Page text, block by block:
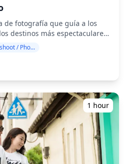
disponibles: (1) reprogramar la
el lugar o (3) cancelar la
![]
497912f0-85cd-4f35-b2a0-
de fotografía que guía a los
destinos más espectaculares
de Wajima Onsen-kyo.
cualificados, nuestro
horario de viaje, capturando
esta renombrada región
lugar de Wajima Onsen-
con hasta 3 días de antelación.
que hable inglés/japonés.
fotografiar en Wajima
Patrimonio de la Humanidad
Photoshoot / Photo tour
1 hour